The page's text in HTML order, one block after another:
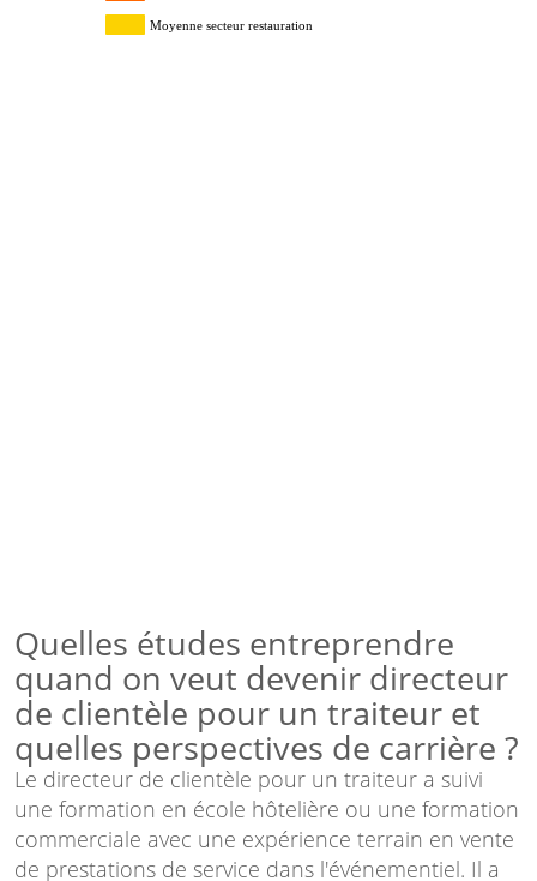
Moyenne secteur restauration
Quelles études entreprendre
quand on veut devenir directeur
de clientèle pour un traiteur et
quelles perspectives de carrière ?
Le directeur de clientèle pour un traiteur a suivi
une formation en école hôtelière ou une formation
commerciale avec une expérience terrain en vente
de prestations de service dans l'événementiel. Il a